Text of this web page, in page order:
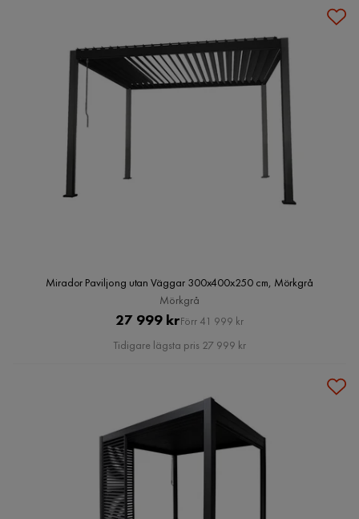
Mirador Paviljong utan Väggar 300x400x250 cm, Mörkgrå
Mörkgrå
Pris
27 999 krOriginal
Pris
Förr 41 999 kr
Tidigare lägsta pris 27 999 kr